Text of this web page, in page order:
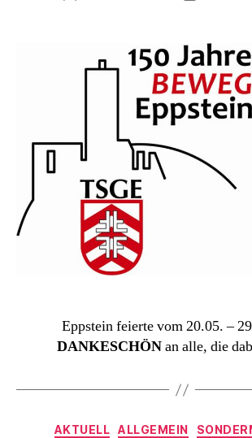
Eppstein feierte vom 20.05. –
DANKESCHÖNan alle, die
AKTUELL ALLGEMEIN